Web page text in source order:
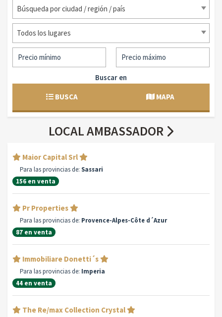
Búsqueda por ciudad / región / país
Todos los lugares
Buscar en
BUSCA MAPA
LOCAL AMBASSADOR
Maior Capital Srl
Para las provincias de: Sassari
156 en venta
Pr Properties
Para las provincias de: Provence-Alpes-Côte d´Azur
87 en venta
Immobiliare Donetti´s
Para las provincias de: Imperia
44 en venta
The Re/max Collection Crystal